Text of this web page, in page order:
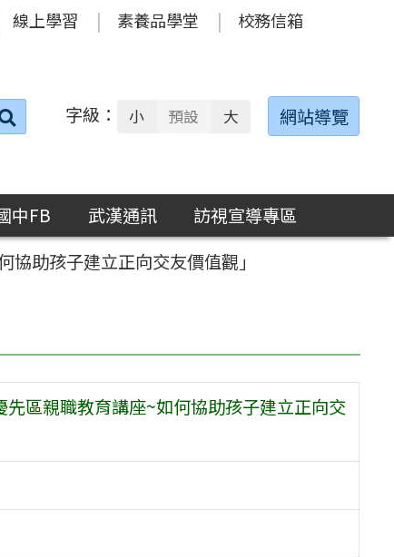
線上學習 素養品學堂 校務信箱
搜
字級： 小 預設 大 網站導覽
中FB 武漢通訊
訪視宣導專區
助孩子建立正向交友價值觀」
區親職教育講座~如何協助孩子建立正向交